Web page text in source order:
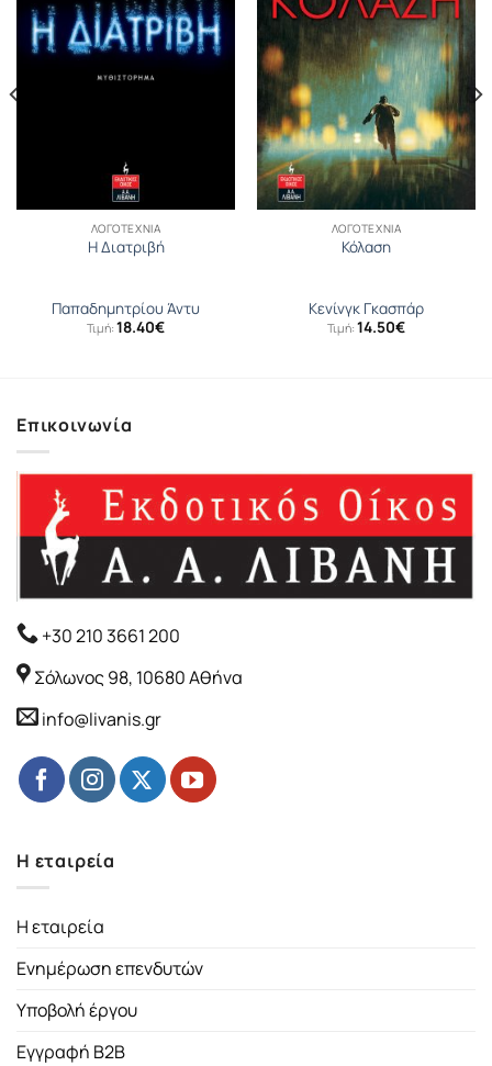
ΛΟΓΟΤΕΧΝΊΑ
Η Διατριβή
Παπαδημητρίου Άντυ
Τιμή: 18.40€
ΛΟΓΟΤΕΧΝΊΑ
Κόλαση
Κενίνγκ Γκασπάρ
Τιμή: 14.50€
Επικοινωνία
+30 210 3661 200
Σόλωνος 98, 10680 Αθήνα
info@livanis.gr
Η εταιρεία
Η εταιρεία
Ενημέρωση επενδυτών
Υποβολή έργου
Εγγραφή B2B